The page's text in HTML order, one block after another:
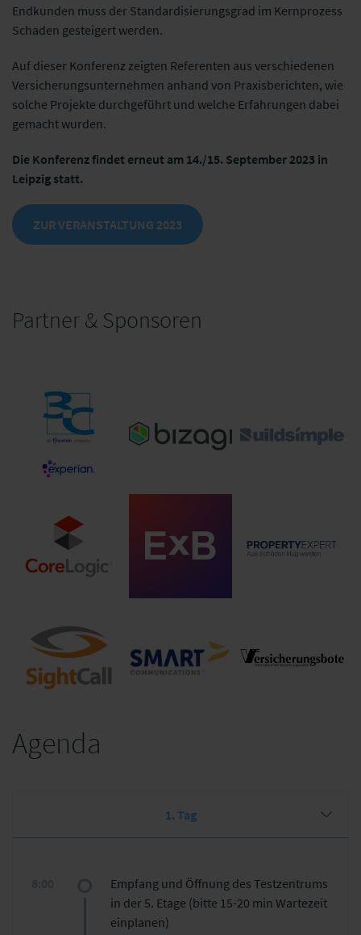
Endkunden muss der Standardisierungsgrad im Kernprozess
Schaden gesteigert werden.
Auf dieser Konferenz zeigten Referenten aus verschiedenen
Versicherungsunternehmen anhand von Praxisberichten, wie
solche Projekte durchgeführt und welche Erfahrungen dabei
gemacht wurden.
Die Konferenz findet erneut am 14./15. September 2023 in
Leipzig statt.
ZUR VERANSTALTUNG 2023
Partner & Sponsoren
3C_kombilogo-
vertikal-
experian.jpg
bizagi_timetodigital.jpg Buildsimple
CoreLogic ExB PropertyExpert
Agenda
1. Tag
Empfang und Öffnung des Testzentrums
in der 5. Etage (bitte 15-20 min Wartezeit
einplanen)